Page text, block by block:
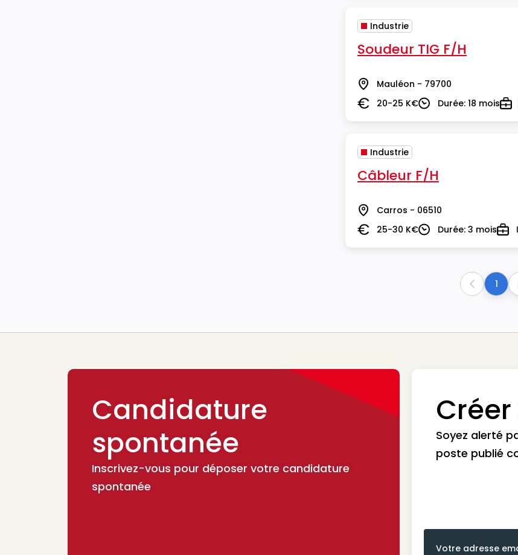
Industrie
Soudeur TIG F/H
Lieu Mauléon - 79700
Salaire20-25 K€DuréeDurée: 18 mois
Industrie
Câbleur F/H
Lieu Carros - 06510
Salaire25-30 K€DuréeDurée: 3 mois
Previous
1
Candidature
spontanée
Inscrivez-vous pour déposer votre candidature
spontanée
Soyez alerté
poste publié
Votre adresse